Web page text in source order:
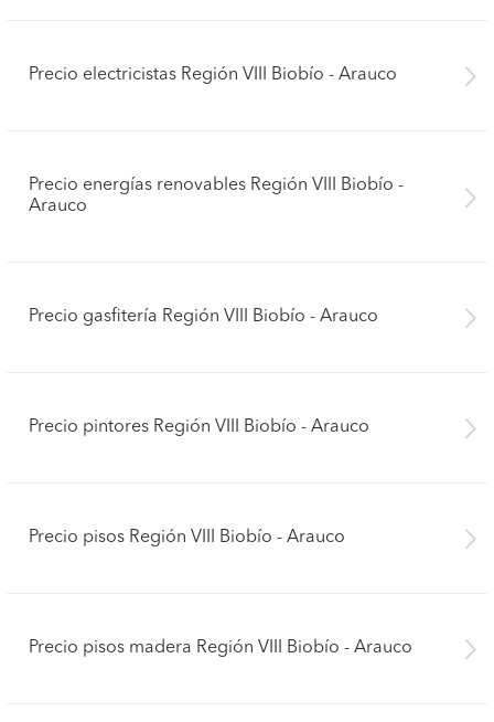
Precio electricistas Región VIII Biobío - Arauco
Precio energías renovables Región VIII Biobío -
Arauco
Precio gasfitería Región VIII Biobío - Arauco
Precio pintores Región VIII Biobío - Arauco
Precio pisos Región VIII Biobío - Arauco
Precio pisos madera Región VIII Biobío - Arauco